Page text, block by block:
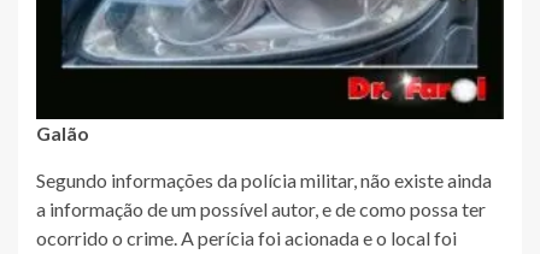
Galão
Segundo informações da polícia militar, não existe ainda
a informação de um possível autor, e de como possa ter
ocorrido o crime. A perícia foi acionada e o local foi